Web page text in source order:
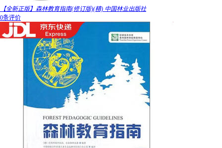
【全新正版】森林教育指南(修订版)(精) 中国林业出版社
0条评价